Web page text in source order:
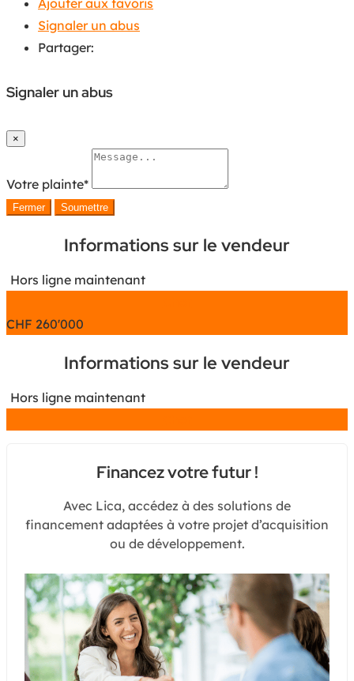
Signaler un abus
Partager:
Signaler un abus
×
Votre plainte*
Fermer Soumettre
Informations sur le vendeur
Hors ligne maintenant
CHF 260'000
Informations sur le vendeur
Hors ligne maintenant
Financez votre futur !
Avec Lica, accédez à des solutions de
financement adaptées à votre projet d’acquisition
ou de développement.